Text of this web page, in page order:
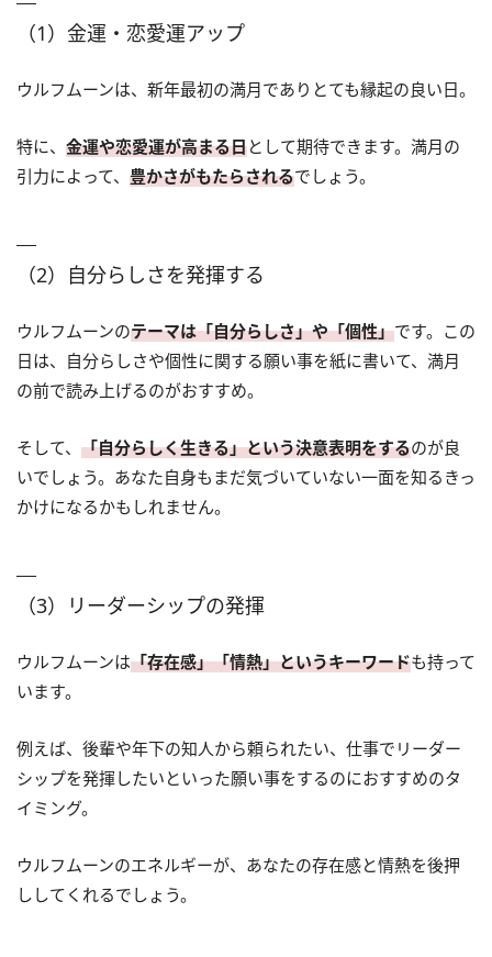
（1）金運・恋愛運アップ
ウルフムーンは、新年最初の満月でありとても縁起の良い日。
特に、 金運や恋愛運が高まる日として期待できます。満月の
引力によって、 豊かさがもたらされるでしょう。
（2）自分らしさを発揮する
ウルフムーンのテーマは「自分らしさ」や「個性」です。この
日は、自分らしさや個性に関する願い事を紙に書いて、満月
の前で読み上げるのがおすすめ。
そして、 「自分らしく生きる」という決意表明をするのが良
いでしょう。あなた自身もまだ気づいていない一面を知るきっ
かけになるかもしれません。
（3）リーダーシップの発揮
ウルフムーンは「存在感」「情熱」というキーワードも持って
います。
例えば、後輩や年下の知人から頼られたい、仕事でリーダー
シップを発揮したいといった願い事をするのにおすすめのタ
イミング。
ウルフムーンのエネルギーが、あなたの存在感と情熱を後押
ししてくれるでしょう。